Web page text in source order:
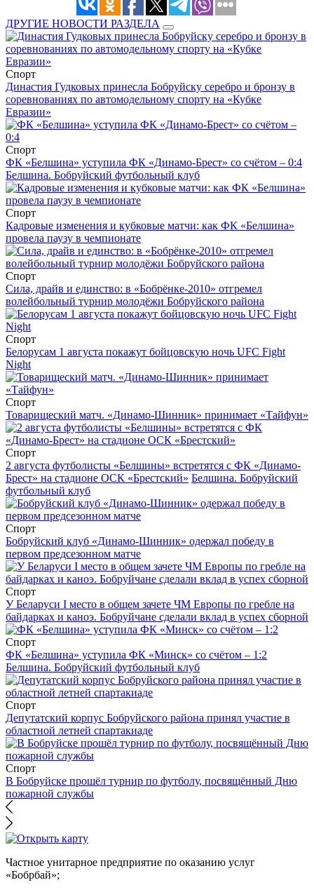
ДРУГИЕ НОВОСТИ РАЗДЕЛА
Спорт
Династия Гудковых принесла Бобруйску серебро и бронзу в
соревнованиях по автомодельному спорту на «Кубке
Евразии»
Спорт
ФК «Белшина» уступила ФК «Динамо-Брест» со счётом – 0:4
Белшина. Бобруйский футбольный клуб
Спорт
Кадровые изменения и кубковые матчи: как ФК «Белшина»
провела паузу в чемпионате
Спорт
Сила, драйв и единство: в «Бобрёнке-2010» отгремел
волейбольный турнир молодёжи Бобруйского района
Спорт
Белорусам 1 августа покажут бойцовскую ночь UFC Fight
Night
Спорт
Товарищеский матч. «Динамо-Шинник» принимает «Тайфун»
Спорт
2 августа футболисты «Белшины» встретятся с ФК «Динамо-
Брест» на стадионе ОСК «Брестский» Белшина. Бобруйский
футбольный клуб
Спорт
Бобруйский клуб «Динамо-Шинник» одержал победу в
первом предсезонном матче
Спорт
У Беларуси I место в общем зачете ЧМ Европы по гребле на
байдарках и каноэ. Бобруйчане сделали вклад в успех сборной
Спорт
ФК «Белшина» уступила ФК «Минск» со счётом – 1:2
Белшина. Бобруйский футбольный клуб
Спорт
Депутатский корпус Бобруйского района принял участие в
областной летней спартакиаде
Спорт
В Бобруйске прошёл турнир по футболу, посвящённый Дню
пожарной службы
Частное унитарное предприятие по оказанию услуг
«Бобрбай»;